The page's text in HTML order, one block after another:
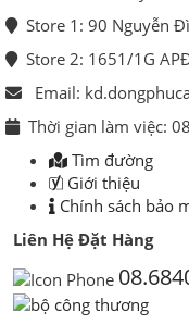
Store 1: 90 Nguyễn
Store 2: 1651/1G
Email:
Thời gian làm việc:
Tìm đường
Giới thiệu
Chính sách bảo
Liên Hệ Đặt Hàng